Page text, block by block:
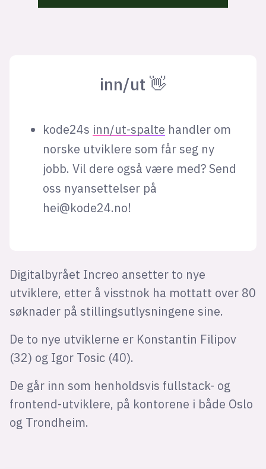
inn/ut 👋
kode24s inn/ut-spalte handler om
norske utviklere som får seg ny
jobb. Vil dere også være med? Send
oss nyansettelser på
hei@kode24.no!
Digitalbyrået Increo ansetter to nye
utviklere, etter å visstnok ha mottatt over 80
søknader på stillingsutlysningene sine.
De to nye utviklerne er Konstantin Filipov
(32) og Igor Tosic (40).
De går inn som henholdsvis fullstack- og
frontend-utviklere, på kontorene i både Oslo
og Trondheim.